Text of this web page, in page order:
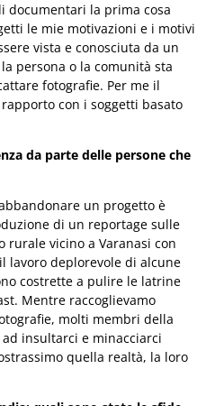
documentari la prima cosa
le mie motivazioni e i motivi
vista e conosciuta da un
persona o la comunità sta
fotografie. Per me il
con i soggetti basato
da parte delle persone che
un progetto è
di un reportage sulle
rurale vicino a Varanasi con
lavoro deplorevole di alcune
costrette a pulire le latrine
Mentre raccoglievamo
molti membri della
insultarci e minacciarci
quella realtà, la loro